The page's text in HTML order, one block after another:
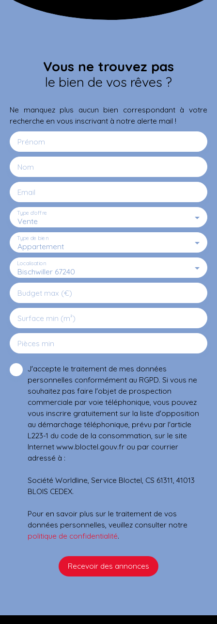
Vous ne trouvez pas
le bien de vos rêves ?
Ne manquez plus aucun bien correspondant à votre
recherche en vous inscrivant à notre alerte mail !
Prénom
Nom
Email
Vente
Type d'offre
Appartement
Type de bien
Bischwiller 67240
Localisation
Budget max (€)
Surface min (m²)
Pièces min
J'accepte le traitement de mes données
personnelles conformément au RGPD. Si vous ne
souhaitez pas faire l'objet de prospection
commerciale par voie téléphonique, vous pouvez
vous inscrire gratuitement sur la liste d'opposition
au démarchage téléphonique, prévu par l'article
L223-1 du code de la consommation, sur le site
Internet www.bloctel.gouv.fr ou par courrier
adressé à :
Société Worldline, Service Bloctel, CS 61311, 41013
BLOIS CEDEX.
Pour en savoir plus sur le traitement de vos
données personnelles, veuillez consulter notre
politique de confidentialité.
Recevoir des annonces